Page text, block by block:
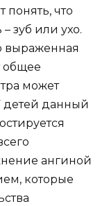
понять, что
зуб или ухо.
выраженная
общее
может
детей данный
ангиной
которые